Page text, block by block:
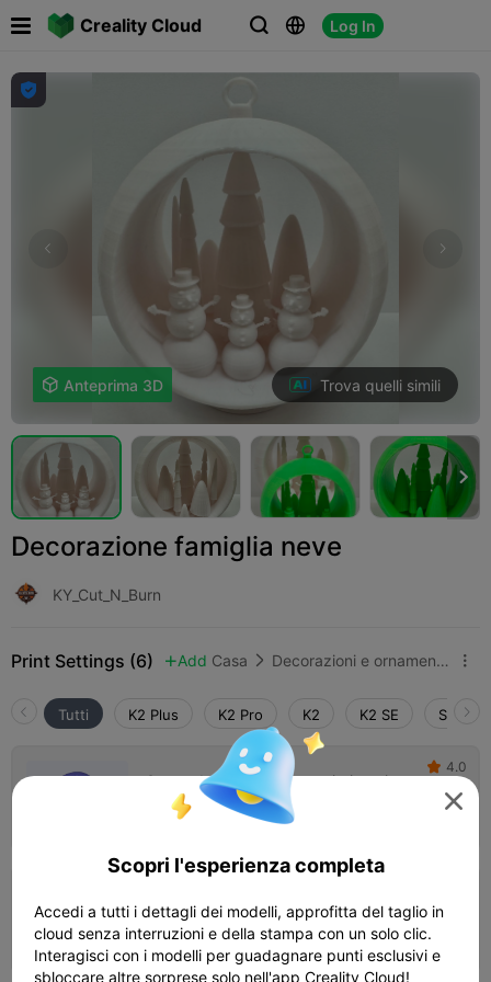
Creality Cloud   Log In
 

 Anteprima 3D Trova quelli simili

Decorazione famiglia neve
KY_Cut_N_Burn
Print Settings (6)  Add Casa  Decorazioni e ornamenti per la casa 
Tutti K2 Plus K2 Pro K2 K2 SE
Strato da 0,2 mm, 3 pareti, riempimento al
15%
 03h 09m  1 plates
 4.0
Strato da 0,2 mm, 2 pareti, riempimento al
10%
 08h 21m  1 plates  156.03g

Scopri l'esperienza completa
Accedi a tutti i dettagli dei modelli, approfitta del taglio in
cloud senza interruzioni e della stampa con un solo clic.
Interagisci con i modelli per guadagnare punti esclusivi e
sbloccare altre sorprese solo nell'app Creality Cloud!